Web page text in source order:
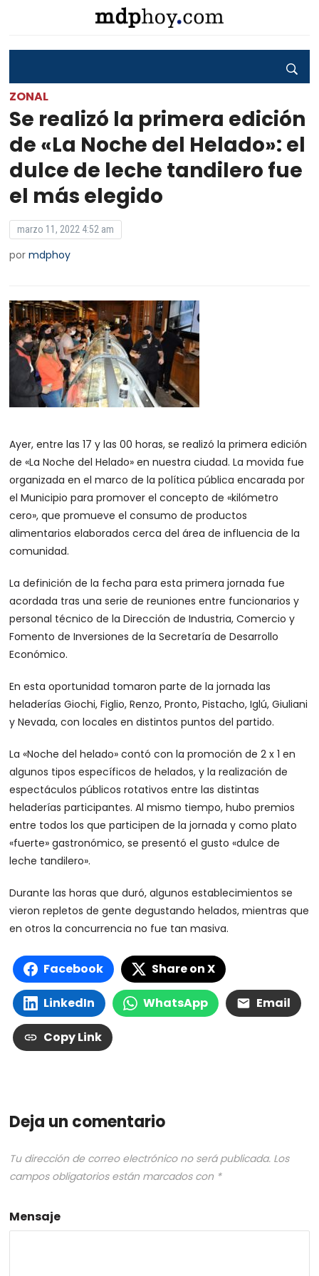
ZONAL
Se realizó la primera edición
de «La Noche del Helado»: el
dulce de leche tandilero fue
el más elegido
marzo 11, 2022 4:52 am
pormdphoy
Ayer, entre las 17 y las 00 horas, se realizó la primera edición
de «La Noche del Helado» en nuestra ciudad. La movida fue
organizada en el marco de la política pública encarada por
el Municipio para promover el concepto de «kilómetro
cero», que promueve el consumo de productos
alimentarios elaborados cerca del área de influencia de la
comunidad.
La definición de la fecha para esta primera jornada fue
acordada tras una serie de reuniones entre funcionarios y
personal técnico de la Dirección de Industria, Comercio y
Fomento de Inversiones de la Secretaría de Desarrollo
Económico.
En esta oportunidad tomaron parte de la jornada las
heladerías Giochi, Figlio, Renzo, Pronto, Pistacho, Iglú, Giuliani
y Nevada, con locales en distintos puntos del partido.
La «Noche del helado» contó con la promoción de 2 x 1 en
algunos tipos específicos de helados, y la realización de
espectáculos públicos rotativos entre las distintas
heladerías participantes. Al mismo tiempo, hubo premios
entre todos los que participen de la jornada y como plato
«fuerte» gastronómico, se presentó el gusto «dulce de
leche tandilero».
Durante las horas que duró, algunos establecimientos se
vieron repletos de gente degustando helados, mientras que
en otros la concurrencia no fue tan masiva.
Facebook Share on X
LinkedIn WhatsApp Email
Copy Link
Deja un comentario
Tu dirección de correo electrónico no será publicada. Los
campos obligatorios están marcados con *
Mensaje